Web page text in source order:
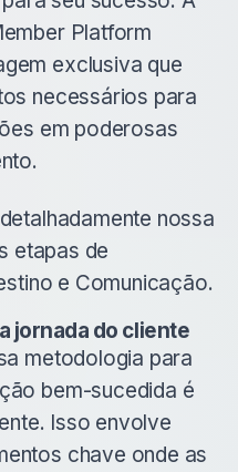
Platform
exclusiva que
necessários para
em poderosas
nossa
etapas de
e Comunicação.
jornada do cliente
metodologia para
bem-sucedida é
Isso envolve
chave onde as